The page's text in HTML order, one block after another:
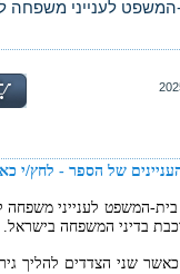
המשפט לענייני משפחה
של הספר - לחץ/י
בית-המשפט לענייני משפחה
בדיני המשפחה בישראל.
שני הצדדים להליך